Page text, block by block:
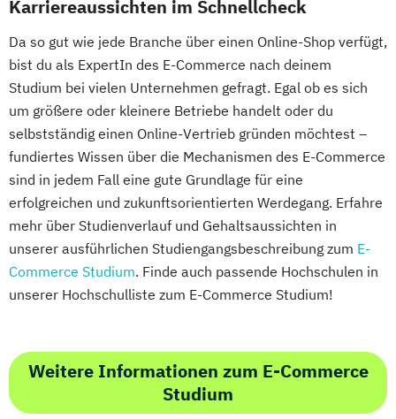
Karriereaussichten im Schnellcheck
Da so gut wie jede Branche über einen Online-Shop verfügt,
bist du als ExpertIn des E-Commerce nach deinem
Studium bei vielen Unternehmen gefragt. Egal ob es sich
um größere oder kleinere Betriebe handelt oder du
selbstständig einen Online-Vertrieb gründen möchtest –
fundiertes Wissen über die Mechanismen des E-Commerce
sind in jedem Fall eine gute Grundlage für eine
erfolgreichen und zukunftsorientierten Werdegang. Erfahre
mehr über Studienverlauf und Gehaltsaussichten in
unserer ausführlichen Studiengangsbeschreibung zum E-
Commerce Studium. Finde auch passende Hochschulen in
unserer Hochschulliste zum E-Commerce Studium!
Weitere Informationen zum E-Commerce
Studium